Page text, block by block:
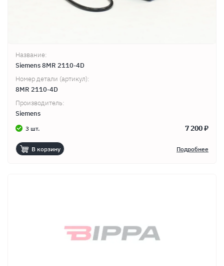
Название:
Siemens 8MR 2110-4D
Номер детали (артикул):
8MR 2110-4D
Производитель:
Siemens
3 шт. 7 200 ₽
В корзину Подробнее